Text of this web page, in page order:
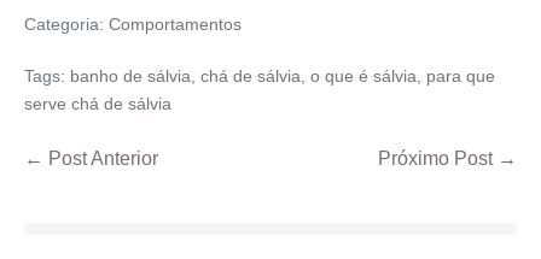
Categoria: Comportamentos
Tags: banho de sálvia chá de sálvia o que é sálvia
para que
serve chá de sálvia
← Post Anterior Próximo Post →